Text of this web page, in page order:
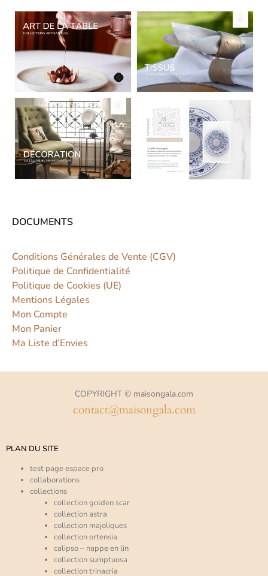
DOCUMENTS
Conditions Générales de Vente (CGV)
Politique de Confidentialité
Politique de Cookies (UE)
Mentions Légales
Mon Compte
Mon Panier
Ma Liste d’Envies
COPYRIGHT © maisongala.com
contact@maisongala.com
PLAN DU SITE
test page espace pro
collaborations
collections
collection golden scar
collection astra
collection majoliques
collection ortensia
calipso – nappe en lin
collection sumptuosa
collection trinacria